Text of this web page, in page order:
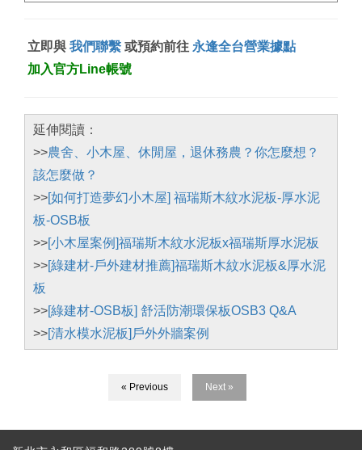
立即與 我們聯繫 或預約前往 永逢全台營業據點
加入官方Line帳號
延伸閱讀：
>>農舍、小木屋、休閒屋，退休務農？你怎麼想？
該怎麼做？
>>[如何打造夢幻小木屋] 福瑞斯木紋水泥板-厚水泥
板-OSB板
>>[小木屋案例]福瑞斯木紋水泥板x福瑞斯厚水泥板
>>[綠建材-戶外建材推薦]福瑞斯木紋水泥板&厚水泥
板
>>[綠建材-OSB板] 舒活防潮環保板OSB3 Q&A
>>[清水模水泥板]戶外外牆案例
« Previous Next »